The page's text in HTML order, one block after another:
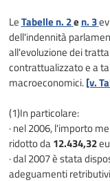
LeTabelle n. 2e n. 3
dell'indennità
all'evoluzione dei
contrattualizzato e a
macroeconomici.[v.
(1)In particolare:
· nel 2006, l'importo
ridotto da12.434,32
· dal 2007 è stata
adeguamenti